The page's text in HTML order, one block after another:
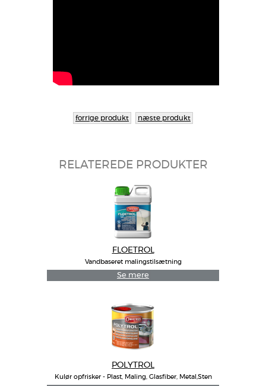
forrige produkt næste produkt
RELATEREDE PRODUKTER
FLOETROL
Vandbaseret malingstilsætning
Se mere
POLYTROL
Kulør opfrisker - Plast, Maling, Glasfiber, Metal,Sten